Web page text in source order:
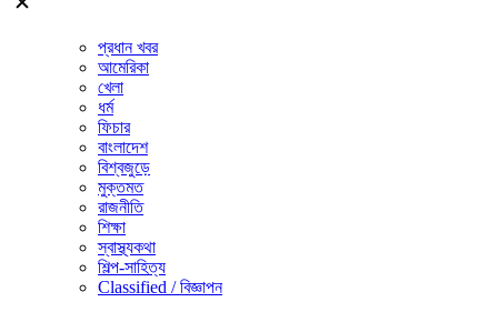
প্রধান খবর
আমেরিকা
খেলা
ধর্ম
ফিচার
বাংলাদেশ
বিশ্বজুড়ে
মুক্তমত
রাজনীতি
শিক্ষা
স্বাস্থ্যকথা
শিল্প-সাহিত্য
Classified / বিজ্ঞাপন